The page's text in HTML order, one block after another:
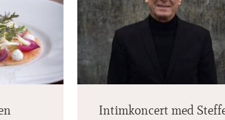
med
Intimkoncert med